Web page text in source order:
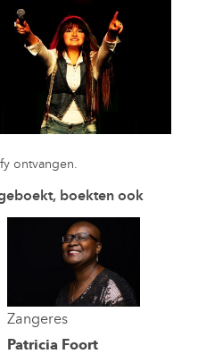
ontvangen.
boekten ook
Zangeres
Patricia Foort